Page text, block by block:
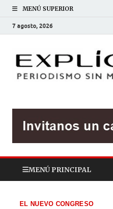
MENÚ SUPERIOR
7 agosto, 2026
MENÚ PRINCIPAL
EL NUEVO CONGRESO